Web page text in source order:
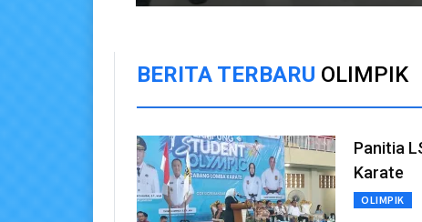
BERITA TERBARU OLIMPIK
Panitia
Karate
OLIMPIK